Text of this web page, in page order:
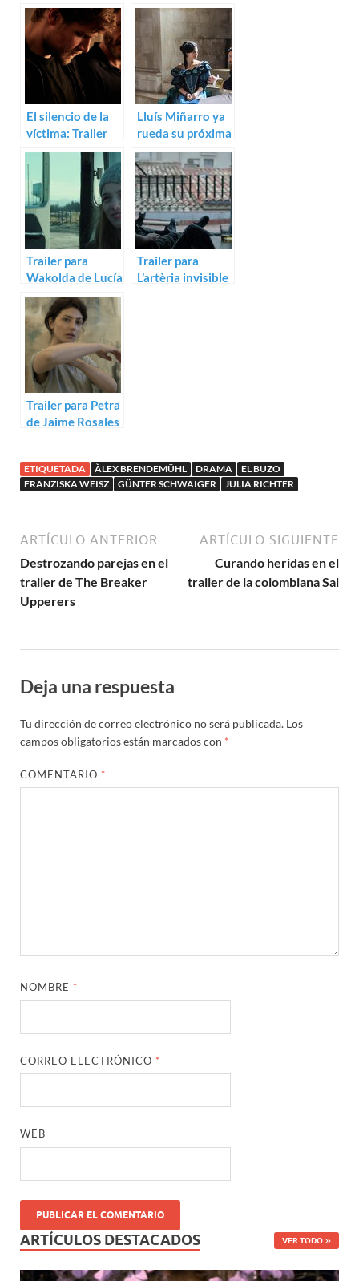
El silencio de la
víctima: Trailer
de El buzo
Lluís Miñarro ya
rueda su próxima
película: Estrella
fugaz
Trailer para
Wakolda de Lucía
Puenzo, con Àlex
Brendemühl
Trailer para
L’artèria invisible
Trailer para Petra
de Jaime Rosales
ETIQUETADA ÀLEX BRENDEMÜHL DRAMA
EL BUZO
FRANZISKA WEISZ
GÜNTER SCHWAIGER JULIA RICHTER
ARTÍCULO ANTERIOR
Destrozando parejas en el
trailer de The Breaker
Upperers
ARTÍCULO SIGUIENTE
Curando heridas en el
trailer de la colombiana Sal
Deja una respuesta
Tu dirección de correo electrónico no será publicada. Los
campos obligatorios están marcados con *
COMENTARIO *
NOMBRE *
CORREO ELECTRÓNICO *
WEB
ARTÍCULOS DESTACADOS VER TODO